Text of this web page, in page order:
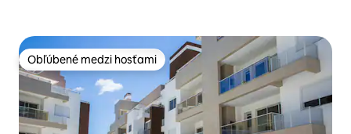
Obľúbené medzi hosťami
Obľúbené medzi hosťami